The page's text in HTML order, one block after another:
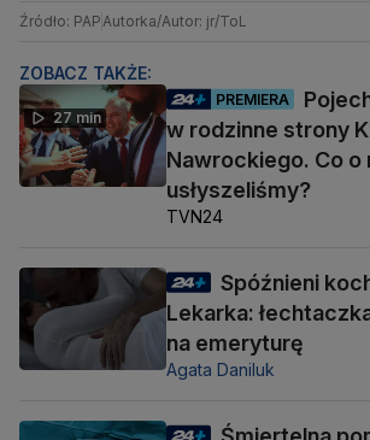
Źródło: PAPAutorka/Autor: jr/ToL
ZOBACZ TAKŻE:
27 min
PREMIERA
w rodzinne strony
Nawrockiego. Co o
usłyszeliśmy?
TVN24
Spóźnieni
Lekarka:
na emeryturę
Agata Daniluk